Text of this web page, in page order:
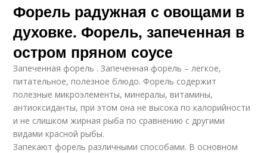
Форель радужная с овощами в
духовке. Форель, запеченная в
остром пряном соусе
Запеченная форель . Запеченная форель – легкое,
питательное, полезное блюдо. Форель содержит
полезные микроэлементы, минералы, витамины,
антиоксиданты, при этом она не высока по калорийности
и не слишком жирная рыба по сравнению с другими
видами красной рыбы.
Запекают форель различными способами. В основном